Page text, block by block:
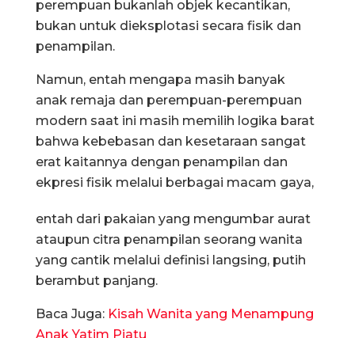
perempuan bukanlah objek kecantikan,
bukan untuk dieksplotasi secara fisik dan
penampilan.
Namun, entah mengapa masih banyak
anak remaja dan perempuan-perempuan
modern saat ini masih memilih logika barat
bahwa kebebasan dan kesetaraan sangat
erat kaitannya dengan penampilan dan
ekpresi fisik melalui berbagai macam gaya,
entah dari pakaian yang mengumbar aurat
ataupun citra penampilan seorang wanita
yang cantik melalui definisi langsing, putih
berambut panjang.
Baca Juga: Kisah Wanita yang Menampung
Anak Yatim Piatu